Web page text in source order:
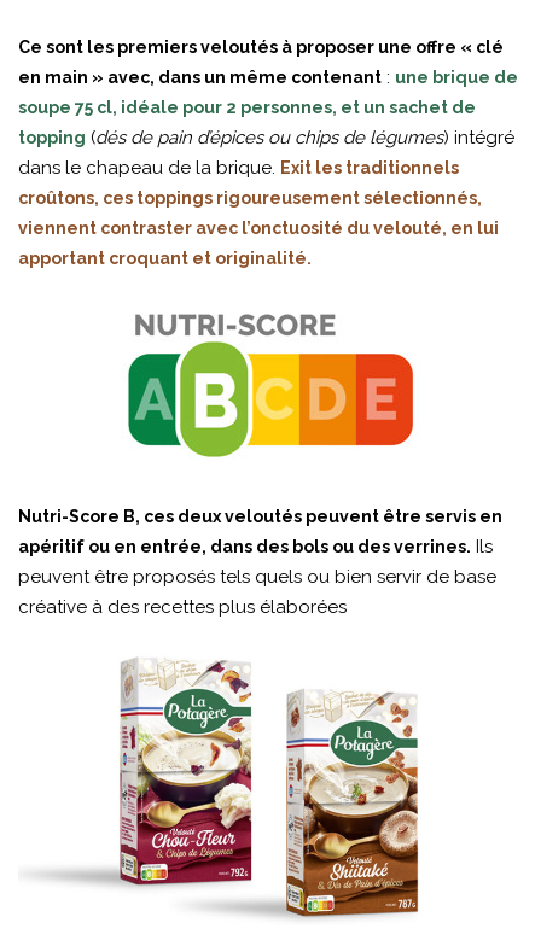
Ce sont les premiers veloutés à proposer une offre « clé
en main » avec, dans un même contenant : une brique de
soupe 75 cl, idéale pour 2 personnes, et un sachet de
topping (dés de pain d’épices ou chips de légumes) intégré
dans le chapeau de la brique. Exit les traditionnels
croûtons, ces toppings rigoureusement sélectionnés,
viennent contraster avec l’onctuosité du velouté, en lui
apportant croquant et originalité.
Nutri-Score B, ces deux veloutés peuvent être servis en
apéritif ou en entrée, dans des bols ou des verrines. Ils
peuvent être proposés tels quels ou bien servir de base
créative à des recettes plus élaborées